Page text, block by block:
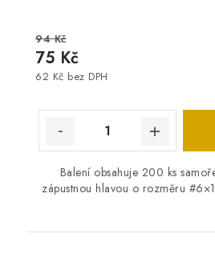
62 Kč bez DPH
75 Kč
94 Kč
Balení obsahuje 200 ks
zápustnou hlavou o rozměru